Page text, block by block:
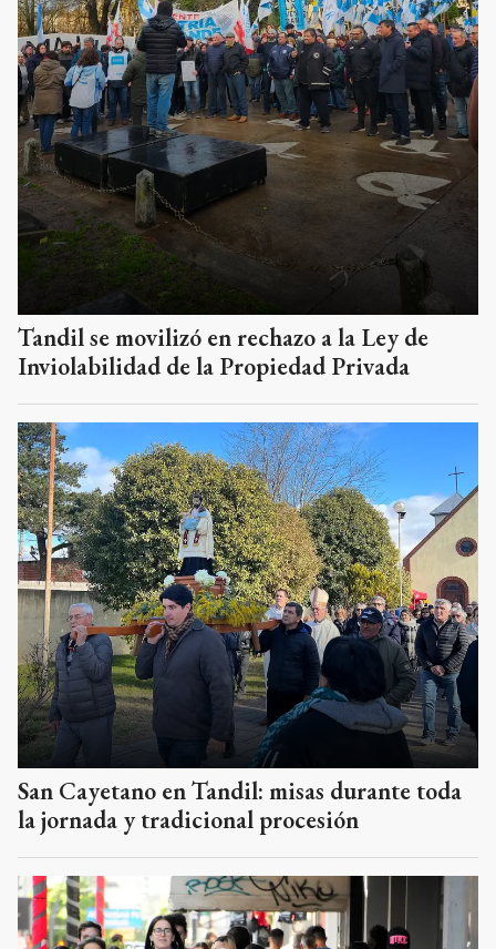
Tandil se movilizó en rechazo a la Ley de
Inviolabilidad de la Propiedad Privada
San Cayetano en Tandil: misas durante toda
la jornada y tradicional procesión